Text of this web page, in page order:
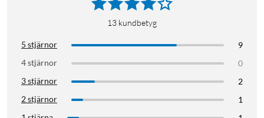
13 kundbetyg
5 stjärnor
9
4 stjärnor
0
3 stjärnor
2
2 stjärnor
1